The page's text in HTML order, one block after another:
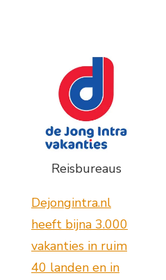
Reisbureaus
Dejongintra.nl
heeft bijna 3.000
vakanties in ruim
40 landen en in